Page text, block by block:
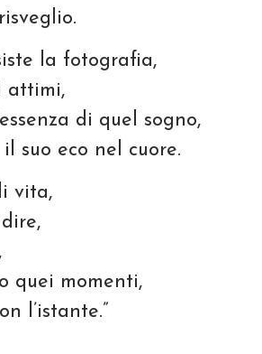
la fotografia,
attimi,
di quel sogno,
suo eco nel cuore.
vita,
quei momenti,
l’istante.”